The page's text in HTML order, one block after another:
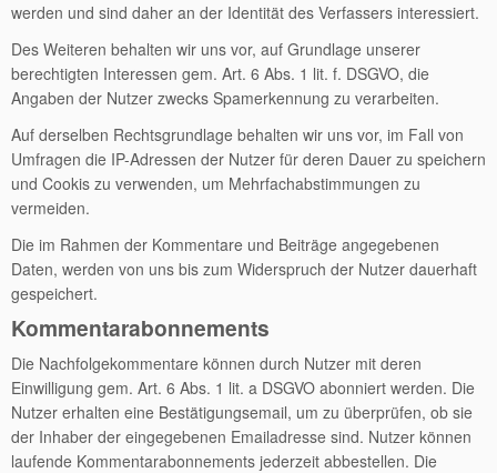
werden und sind daher an der Identität des Verfassers interessiert.
Des Weiteren behalten wir uns vor, auf Grundlage unserer
berechtigten Interessen gem. Art. 6 Abs. 1 lit. f. DSGVO, die
Angaben der Nutzer zwecks Spamerkennung zu verarbeiten.
Auf derselben Rechtsgrundlage behalten wir uns vor, im Fall von
Umfragen die IP-Adressen der Nutzer für deren Dauer zu speichern
und Cookis zu verwenden, um Mehrfachabstimmungen zu
vermeiden.
Die im Rahmen der Kommentare und Beiträge angegebenen
Daten, werden von uns bis zum Widerspruch der Nutzer dauerhaft
gespeichert.
Kommentarabonnements
Die Nachfolgekommentare können durch Nutzer mit deren
Einwilligung gem. Art. 6 Abs. 1 lit. a DSGVO abonniert werden. Die
Nutzer erhalten eine Bestätigungsemail, um zu überprüfen, ob sie
der Inhaber der eingegebenen Emailadresse sind. Nutzer können
laufende Kommentarabonnements jederzeit abbestellen. Die